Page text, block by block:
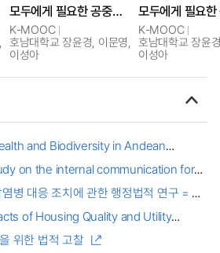
모두에게 필요한 공중보건(Public health connects us all)
K-MOOC
호남대학교 장윤경, 이문영,
이성아
K-MOOC
호남대학교 장윤
이성아
and Biodiversity in Andean
TRIPS 협정 아래 안데스 공동체와
다양성 보호 : 특허협정을 중심으로
on the internal communication for
of G district in Seoul using the
outbreak of middle east respiratory
in 2015
병 대응 조치에 관한 행정법적 연구 = An
the U.S. Public Health Law
of Housing Quality and Utility
위한 법적 고찰